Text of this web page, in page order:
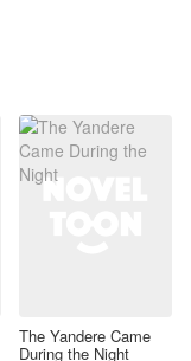
The Yandere Came
During the Night